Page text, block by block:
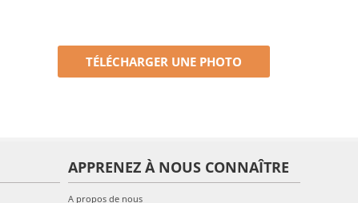
TÉLÉCHARGER UNE PHOTO
APPRENEZ À NOUS CONNAÎTRE
A propos de nous